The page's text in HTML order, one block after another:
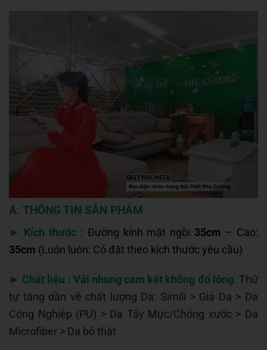
A. THÔNG TIN SẢN PHẨM
► Kích thước : Đường kính mặt ngồi 35cm – Cao:
35cm (Luôn luôn: Có đặt theo kích thước yêu cầu)
► Chất liệu : Vải nhung cam kết không đổ lông. Thứ
tự tăng dần về chất lượng Da: Simili > Giả Da > Da
Công Nghiệp (PU) > Da Tẩy Mực/Chống xước > Da
Microfiber > Da bò thật